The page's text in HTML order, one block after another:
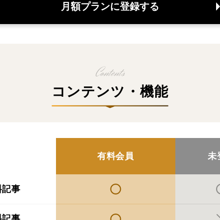
月額プランに登録する
コンテンツ・機能
有料会員 未
記事